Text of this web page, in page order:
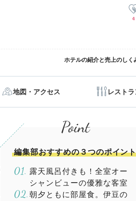
4
ホテルの紹介と売上のしく
地図・アクセス レストラ
編集部おすすめの３つのポイン
露天風呂付きも！全室オー
シャンビューの優雅な客室
朝夕ともに部屋食。伊豆の